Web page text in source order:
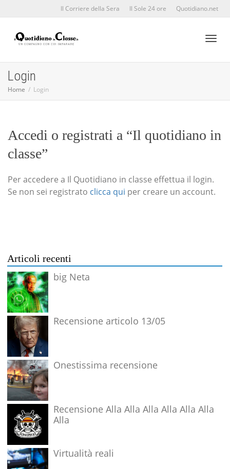
Il Corriere della Sera Il Sole 24 ore Quotidiano.net
Login
Home Login
Accedi o registrati a “Il quotidiano in
classe”
Per accedere a Il Quotidiano in classe effettua il login.
Se non sei registrato clicca qui per creare un account.
Articoli recenti
big Neta
Recensione articolo 13/05
Onestissima recensione
Recensione Alla Alla Alla Alla Alla Alla
Alla
Virtualità reali